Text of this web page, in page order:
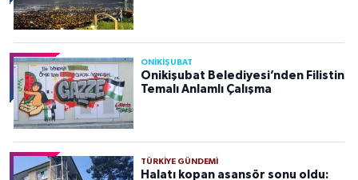
ONİKİŞUBAT
Onikişubat Belediyesi’nden Filistin
Temalı Anlamlı Çalışma
TÜRKIYE GÜNDEMI
Halatı kopan asansör sonu oldu: